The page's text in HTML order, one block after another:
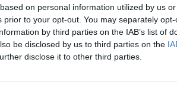
on personal information utilized by us
to your opt-out. You may separately
by third parties on the IAB’s list of
be disclosed by us to third parties on the
disclose it to other third parties.
fa, si è messo al collo
delle murge.
nel primo pomeriggio di
e territori enologici di Puglia,
ecco la pratica: una